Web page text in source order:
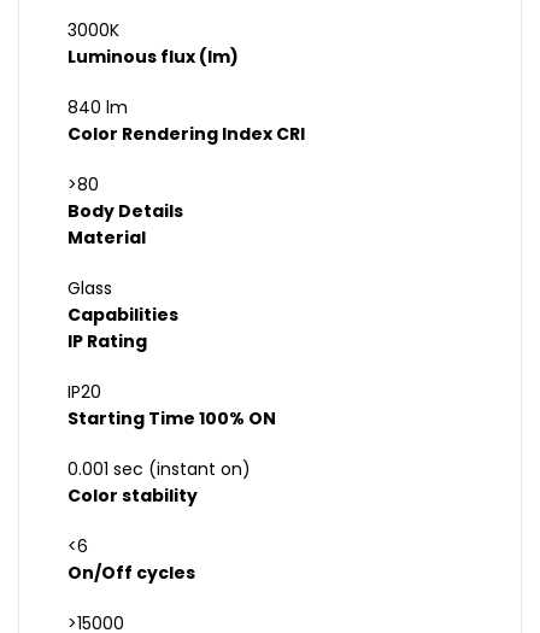
3000K
Luminous flux (lm)
840 lm
Color Rendering Index CRI
>80
Body Details
Material
Glass
Capabilities
IP Rating
IP20
Starting Time 100% ON
0.001 sec (instant on)
Color stability
<6
On/Off cycles
>15000